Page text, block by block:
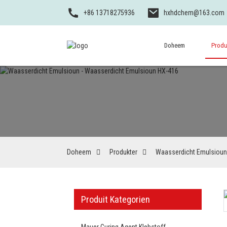
+86 13718275936 hxhdchem@163.com
Doheem
Doheem Produkter Waasserdicht Emulsioun
Produit Kategorien